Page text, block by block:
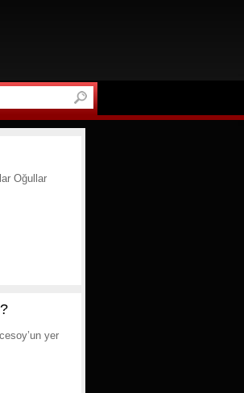
Oğullar
yer